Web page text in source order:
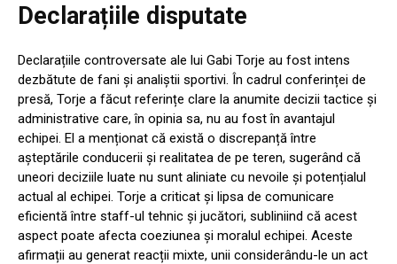
Declarațiile disputate
Declarațiile controversate ale lui Gabi Torje au fost intens
dezbătute de fani și analiștii sportivi. În cadrul conferinței de
presă, Torje a făcut referințe clare la anumite decizii tactice și
administrative care, în opinia sa, nu au fost în avantajul
echipei. El a menționat că există o discrepanță între
așteptările conducerii și realitatea de pe teren, sugerând că
uneori deciziile luate nu sunt aliniate cu nevoile și potențialul
actual al echipei. Torje a criticat și lipsa de comunicare
eficientă între staff-ul tehnic și jucători, subliniind că acest
aspect poate afecta coeziunea și moralul echipei. Aceste
afirmații au generat reacții mixte, unii considerându-le un act